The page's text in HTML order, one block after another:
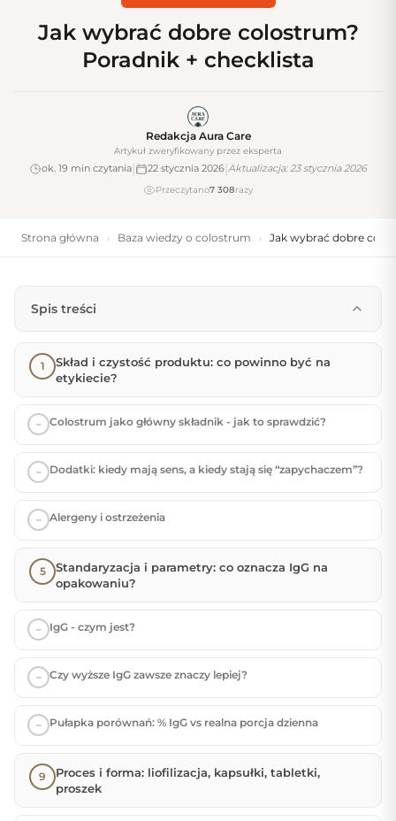
Jak wybrać dobre colostrum?
Poradnik + checklista
Redakcja Aura Care
Artykuł zweryfikowany przez eksperta
ok. 19 min czytania| 22 stycznia 2026|Aktualizacja: 23 stycznia 2026
Przeczytano7 308razy
Strona główna › Baza wiedzy o colostrum › Jak wybrać dobre
Spis treści
Skład i czystość produktu: co powinno być na
etykiecie?
Colostrum jako główny składnik - jak to sprawdzić?
Dodatki: kiedy mają sens, a kiedy stają się “zapychaczem”?
Alergeny i ostrzeżenia
Standaryzacja i parametry: co oznacza IgG na
opakowaniu?
IgG - czym jest?
Czy wyższe IgG zawsze znaczy lepiej?
Pułapka porównań: % IgG vs realna porcja dzienna
Proces i forma: liofilizacja, kapsułki, tabletki,
proszek